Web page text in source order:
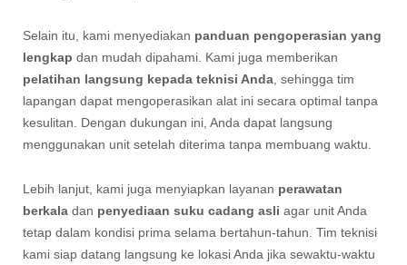
Selain itu, kami menyediakan panduan pengoperasian yang
lengkap dan mudah dipahami. Kami juga memberikan
pelatihan langsung kepada teknisi Anda, sehingga tim
lapangan dapat mengoperasikan alat ini secara optimal tanpa
kesulitan. Dengan dukungan ini, Anda dapat langsung
menggunakan unit setelah diterima tanpa membuang waktu.
Lebih lanjut, kami juga menyiapkan layanan perawatan
berkaladan penyediaan suku cadang asli agar unit Anda
tetap dalam kondisi prima selama bertahun-tahun. Tim teknisi
kami siap datang langsung ke lokasi Anda jika sewaktu-waktu